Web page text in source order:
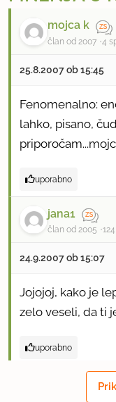
mojca k
član od 2007 4
25.8.2007 ob 15:45
Fenomenalno:
lahko, pisano,
uporabno
jana1
član od 2005
24.9.2007 ob 15:07
Jojojoj, kako je
zelo veseli, da ti
uporabno
član od 2006